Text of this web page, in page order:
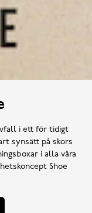
i ett för tidigt
synsätt på skors
i alla våra
Shoe